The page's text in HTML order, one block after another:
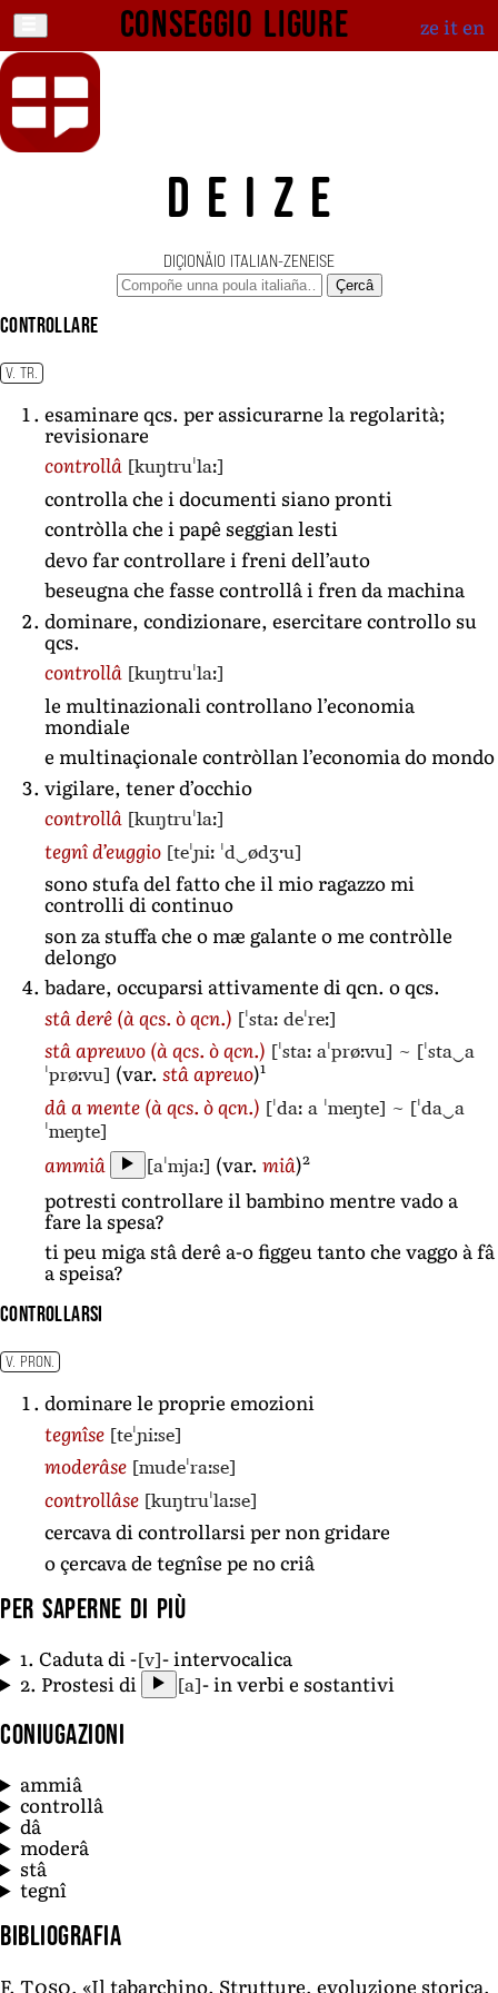
Conseggio ligure ze iten
DEIZE
DIÇIONÄIO ITALIAN-ZENEISE
Çercâ
controllare
V. TR.
esaminare qcs. per assicurarne la regolarità;
revisionare
controllâ [kuŋtruˈlaː]
controlla che i documenti siano pronti
contròlla che i papê seggian lesti
devo far controllare i freni dell’auto
beseugna che fasse controllâ i fren da machina
dominare, condizionare, esercitare controllo su
qcs.
controllâ [kuŋtruˈlaː]
le multinazionali controllano l’economia
mondiale
e multinaçionale contròllan l’economia do mondo
vigilare, tener d’occhio
controllâ [kuŋtruˈlaː]
tegnî d’euggio [teˈɲiː ˈd‿ødʒˑu]
sono stufa del fatto che il mio ragazzo mi
controlli di continuo
son za stuffa che o mæ galante o me contròlle
delongo
badare, occuparsi attivamente di qcn. o qcs.
stâ derê (à qcs. ò qcn.) [ˈstaː deˈreː]
stâ apreuvo (à qcs. ò qcn.) [ˈstaː aˈprøːvu] ~ [ˈsta‿a
ˈprøːvu] (var. stâ apreuo)1
dâ a mente (à qcs. ò qcn.) [ˈdaː a ˈmeŋte] ~ [ˈda‿a
ˈmeŋte]
ammiâ [aˈmjaː] (var. miâ)2
potresti controllare il bambino mentre vado a
fare la spesa?
ti peu miga stâ derê a-o figgeu tanto che vaggo à fâ
a speisa?
controllarsi
V. PRON.
dominare le proprie emozioni
tegnîse [teˈɲiːse]
moderâse [mudeˈraːse]
controllâse [kuŋtruˈlaːse]
cercava di controllarsi per non gridare
o çercava de tegnîse pe no criâ
Per saperne di più
1. Caduta di -[v]- intervocalica
2. Prostesi di
[a]- in verbi e sostantivi
Coniugazioni
ammiâ
controllâ
dâ
moderâ
stâ
tegnî
Bibliografia
F. Toso, «Il tabarchino. Strutture, evoluzione storica,